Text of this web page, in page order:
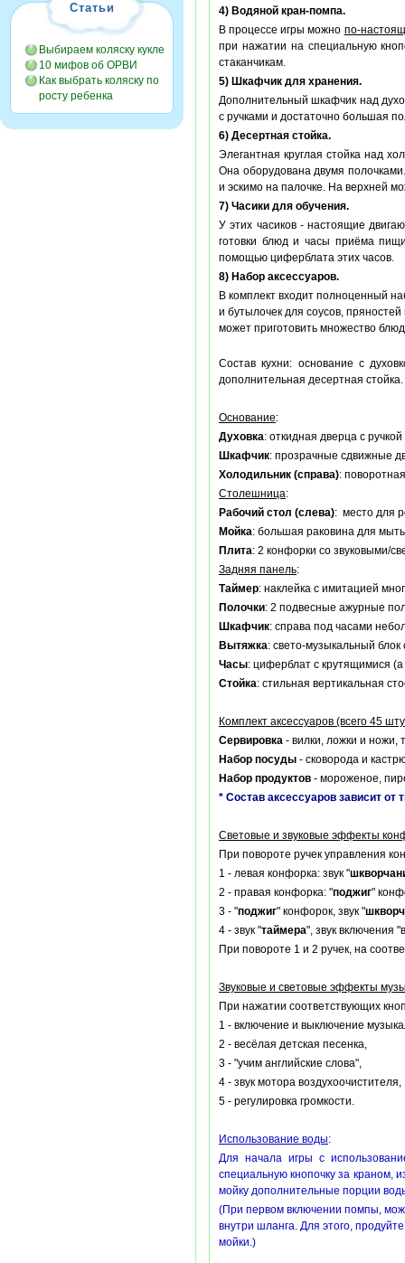
Статьи
Выбираем коляску кукле
10 мифов об ОРВИ
Как выбрать коляску по
росту ребенка
4) Водяной кран-помпа.
В процессе игры можно по-
при нажатии на специальную
стаканчикам.
5) Шкафчик для хранения.
Дополнительный шкафчик над
с ручками и достаточно большая
6) Десертная стойка.
Элегантная круглая стойка над
Она оборудована двумя
и эскимо на палочке. На верхней
7) Часики для обучения.
У этих часиков - настоящие
готовки блюд и часы приёма
помощью циферблата этих часов.
8) Набор аксессуаров.
В комплект входит полноценный
и бутылочек для соусов,
может приготовить множество
Состав кухни: основание с
дополнительная десертная стойка.
Основание:
Духовка: откидная дверца с
Шкафчик: прозрачные сдвижные
Холодильник (справа):
Столешница:
Рабочий стол (слева): место для
Мойка: большая раковина для
Плита: 2 конфорки со звуковыми/
Задняя панель:
Таймер: наклейка с имитацией
Полочки: 2 подвесные ажурные
Шкафчик: справа под часами
Вытяжка: свето-музыкальный
Часы: циферблат с крутящимися
Стойка: стильная вертикальная
Комплект аксессуаров (всего 45
Сервировка - вилки, ложки и ножи,
Набор посуды - сковорода и
Набор продуктов - мороженое,
* Состав аксессуаров зависит от
Световые и звуковые эффекты
При повороте ручек управления
1 - левая конфорка: звук "
2 - правая конфорка: "поджиг"
3 - "поджиг" конфорок, звук "
4 - звук "таймера", звук включения
При повороте 1 и 2 ручек, на
Звуковые и световые эффекты
При нажатии соответствующих
1 - включение и выключение
2 - весёлая детская песенка,
3 - "учим английские слова",
4 - звук мотора воздухоочистителя,
5 - регулировка громкости.
Использование воды:
Для начала игры с
специальную кнопочку за краном,
мойку дополнительные порции
(При первом включении помпы,
внутри шланга. Для этого,
мойки.)